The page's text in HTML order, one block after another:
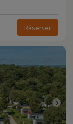
Réserver